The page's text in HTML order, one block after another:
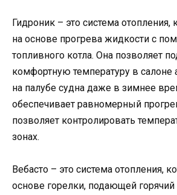
Гидроник – это система отопления,
на основе прогрева жидкости с
топливного котла. Она позволяет
комфортную температуру в салоне
на палубе судна даже в зимнее
обеспечивает равномерный
позволяет контролировать
зонах.
Вебасто – это система отопления,
основе горелки, подающей горячий